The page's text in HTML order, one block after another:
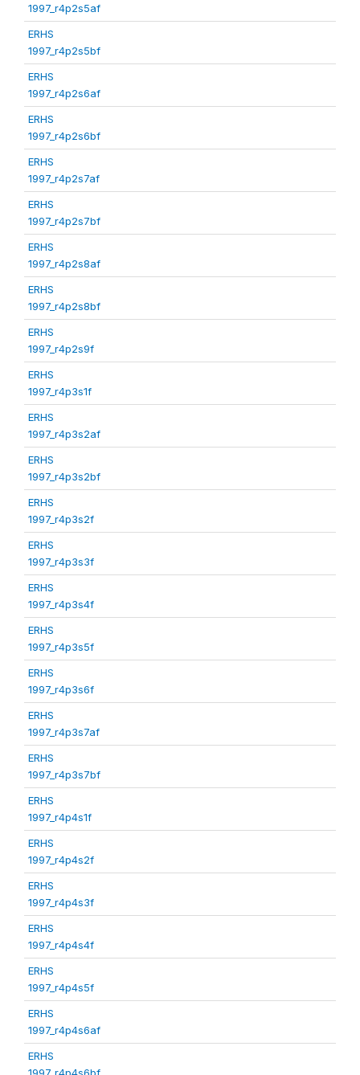
1997_r4p2s5af
ERHS
1997_r4p2s5bf
ERHS
1997_r4p2s6af
ERHS
1997_r4p2s6bf
ERHS
1997_r4p2s7af
ERHS
1997_r4p2s7bf
ERHS
1997_r4p2s8af
ERHS
1997_r4p2s8bf
ERHS
1997_r4p2s9f
ERHS
1997_r4p3s1f
ERHS
1997_r4p3s2af
ERHS
1997_r4p3s2bf
ERHS
1997_r4p3s2f
ERHS
1997_r4p3s3f
ERHS
1997_r4p3s4f
ERHS
1997_r4p3s5f
ERHS
1997_r4p3s6f
ERHS
1997_r4p3s7af
ERHS
1997_r4p3s7bf
ERHS
1997_r4p4s1f
ERHS
1997_r4p4s2f
ERHS
1997_r4p4s3f
ERHS
1997_r4p4s4f
ERHS
1997_r4p4s5f
ERHS
1997_r4p4s6af
ERHS
1997_r4p4s6bf